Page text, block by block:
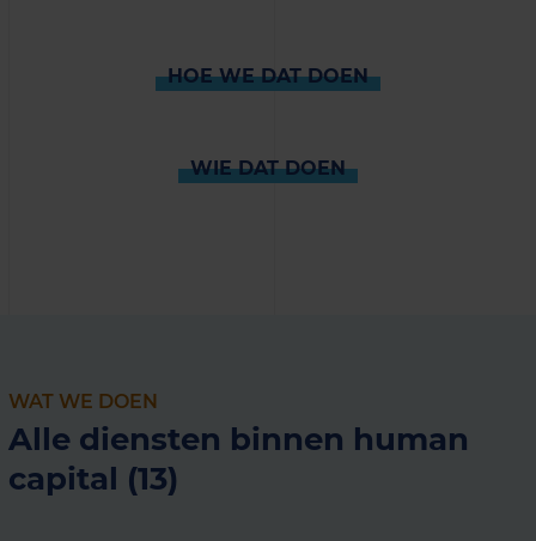
HOE WE DAT DOEN
WIE DAT DOEN
WAT WE DOEN
Alle diensten binnen human
capital (13)